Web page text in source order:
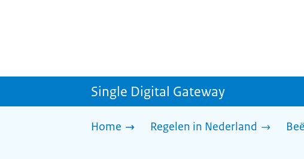
Single Digital Gateway
Home Regelen in Nederland